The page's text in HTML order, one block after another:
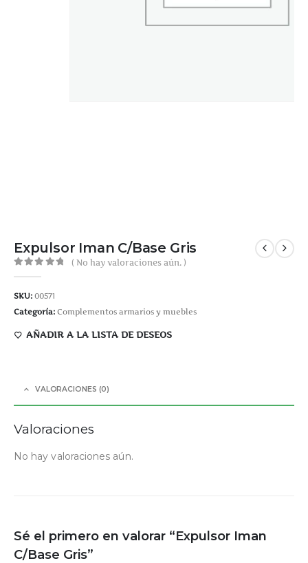
Expulsor Iman C/Base Gris
( No hay valoraciones aún. )
SKU: 00571
Categoría: Complementos armarios y muebles
AÑADIR A LA LISTA DE DESEOS
VALORACIONES (0)
Valoraciones
No hay valoraciones aún.
Sé el primero en valorar “Expulsor Iman
C/Base Gris”